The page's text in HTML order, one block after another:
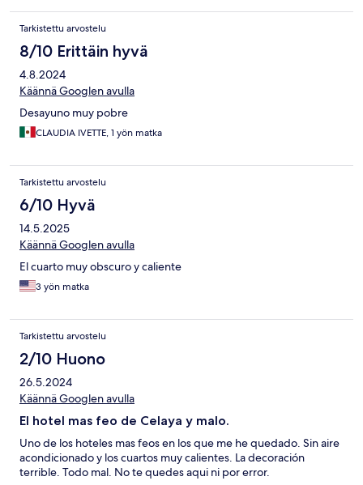
Tarkistettu arvostelu
8/10 Erittäin hyvä
4.8.2024
Käännä Googlen avulla
Desayuno muy pobre
CLAUDIA IVETTE, 1 yön matka
Tarkistettu arvostelu
6/10 Hyvä
14.5.2025
Käännä Googlen avulla
El cuarto muy obscuro y caliente
3 yön matka
Tarkistettu arvostelu
2/10 Huono
26.5.2024
Käännä Googlen avulla
El hotel mas feo de Celaya y malo.
Uno de los hoteles mas feos en los que me he quedado. Sin aire
acondicionado y los cuartos muy calientes. La decoración
terrible. Todo mal. No te quedes aqui ni por error.